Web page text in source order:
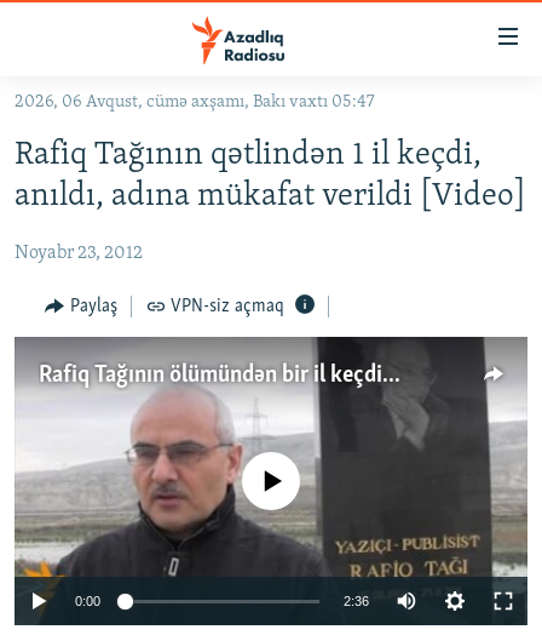
Əsas
qayıt
Əsas
naviqasiyaya
qayıt
#İZAHLA
KORRUPSIOMETR
#ƏSLINDƏ
FƏRQƏ BAX
QANUNI DOĞRU
ARAŞDIRMA
MULTIMEDIA
VIDEO
FOTOQALEREYA
İNFOQRAFIKA
KARIKATURA
RADIO ARXIV
OXU ZALI
AZƏRBAYCAN ƏDƏBIYYATI KITABXANASI
İSLAM VƏ DEMOKRATIYA
HAQQIMIZDA
MISSIYAMIZ
PEŞƏ ETIKASI VƏ JURNALISTIKA STANDARTLARIMIZ
BIZI IZLƏ
2026, 06 Avqust, cümə axşamı, Bakı vaxtı 05:47
Rafiq Tağının qətlindən 1 il keçdi,
anıldı, adına mükafat verildi [Video]
Noyabr 23, 2012
Paylaş VPN-siz açmaq
Rafiq Tağının ölümündən bir il keçdi...
No media source currently available
0:00 2:36